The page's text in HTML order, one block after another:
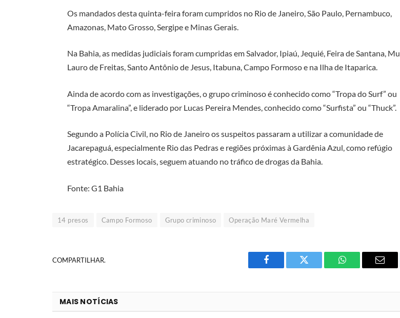
Os mandados desta quinta-feira foram cumpridos no Rio de Janeiro, São Paulo, Pernambuco,
Amazonas, Mato Grosso, Sergipe e Minas Gerais.
Na Bahia, as medidas judiciais foram cumpridas em Salvador, Ipiaú, Jequié, Feira de Santana,
Lauro de Freitas, Santo Antônio de Jesus, Itabuna, Campo Formoso e na Ilha de Itaparica.
Ainda de acordo com as investigações, o grupo criminoso é conhecido como “Tropa do Surf” ou
“Tropa Amaralina”, e liderado por Lucas Pereira Mendes, conhecido como “Surfista” ou “Thuck”.
Segundo a Polícia Civil, no Rio de Janeiro os suspeitos passaram a utilizar a comunidade de
Jacarepaguá, especialmente Rio das Pedras e regiões próximas à Gardênia Azul, como refúgio
estratégico. Desses locais, seguem atuando no tráfico de drogas da Bahia.
Fonte: G1 Bahia
14 presos Campo Formoso Grupo criminoso Operação Maré Vermelha
COMPARTILHAR.
Facebook Twitter
O
E-
MAIS NOTÍCIAS